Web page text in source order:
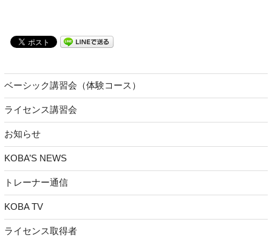
ベーシック講習会（体験コース）
ライセンス講習会
お知らせ
KOBA’S NEWS
トレーナー通信
KOBA TV
ライセンス取得者